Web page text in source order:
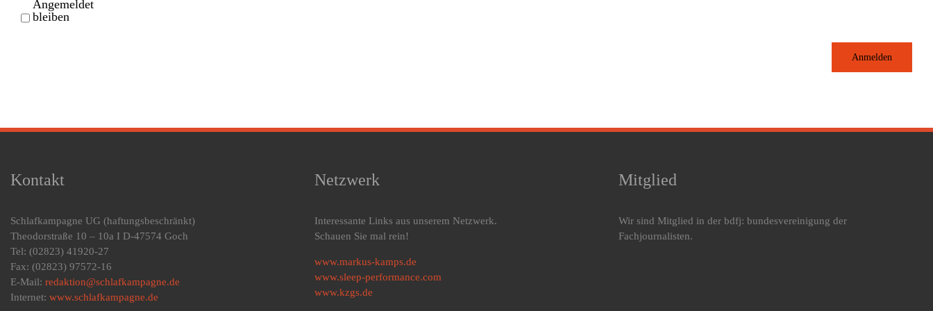
Angemeldet
bleiben
Anmelden
Kontakt
Schlafkampagne UG (haftungsbeschränkt)
Theodorstraße 10 – 10a I D-47574 Goch
Tel: (02823) 41920-27
Fax: (02823) 97572-16
E-Mail: redaktion@schlafkampagne.de
Internet: www.schlafkampagne.de
Netzwerk
Interessante Links aus unserem Netzwerk.
Schauen Sie mal rein!
www.markus-kamps.de
www.sleep-performance.com
www.kzgs.de
Mitglied
Wir sind Mitglied in der bdfj: bundesvereinigung der
Fachjournalisten.